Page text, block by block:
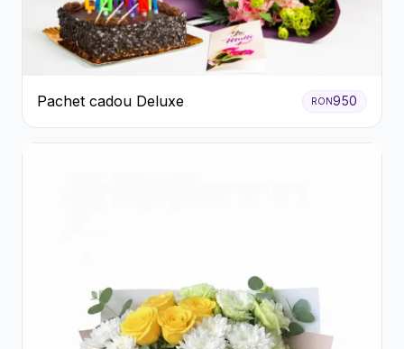
Pachet cadou Deluxe RON950